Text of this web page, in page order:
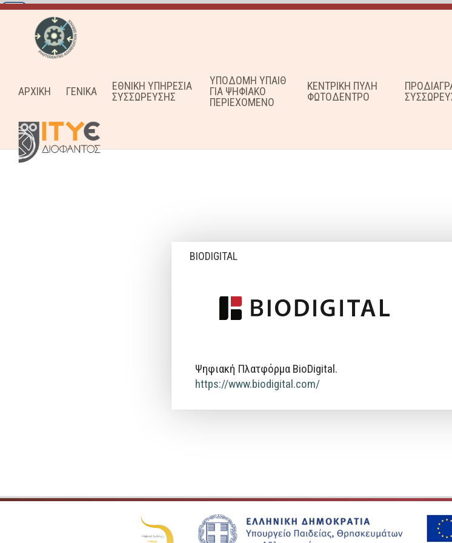
ΑΡΧΙΚΗ ΓΕΝΙΚΑ
ΕΘΝΙΚΗ ΥΠΗΡΕΣΙΑ
ΣΥΣΣΩΡΕΥΣΗΣ
ΥΠΟΔΟΜΗ ΥΠΑΙΘ
ΓΙΑ ΨΗΦΙΑΚΟ
ΠΕΡΙΕΧΟΜΕΝΟ
ΚΕΝΤΡΙΚΗ ΠΥΛΗ
ΦΩΤΟΔΕΝΤΡΟ
BIODIGITAL
Ψηφιακή Πλατφόρμα BioDigital.
https://www.biodigital.com/